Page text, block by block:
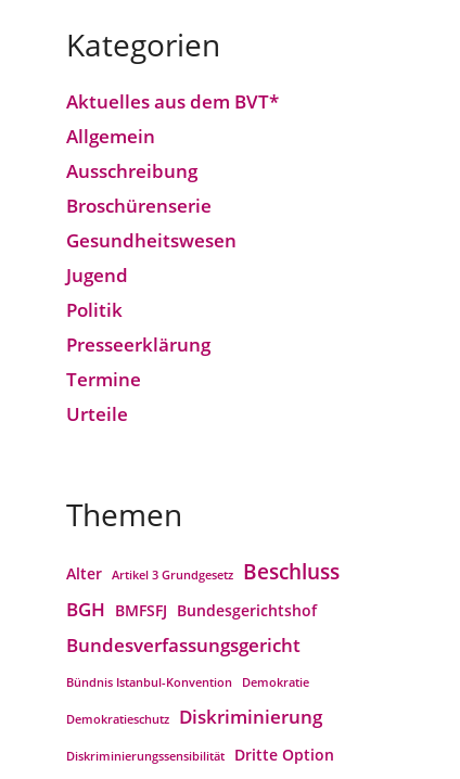
Kategorien
Aktuelles aus dem BVT*
Allgemein
Ausschreibung
Broschürenserie
Gesund­heits­wesen
Jugend
Politik
Presseerklärung
Termine
Urteile
Themen
Alter Artikel 3 Grundgesetz Beschluss
BGH BMFSFJ Bundesgerichtshof
Bundesverfassungs­gericht
Bündnis Istanbul-Konvention Demokratie
Demokratieschutz Diskriminierung
Diskriminierungssensibilität Dritte Option